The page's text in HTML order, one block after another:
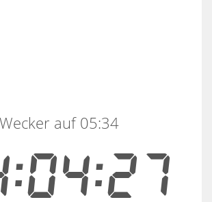
Wecker auf 05:34